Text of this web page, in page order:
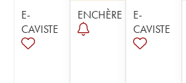
E-
CAVISTE
ENCHÈRE
E-
CAVISTE